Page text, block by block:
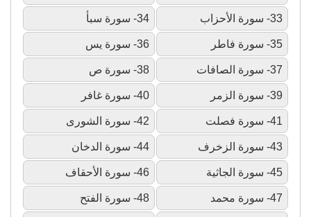
33- سورة الأحزاب 34- سورة سبأ
35- سورة فاطر 36- سورة يس
37- سورة الصافات 38- سورة ص
39- سورة الزمر 40- سورة غافر
41- سورة فصلت 42- سورة الشورى
43- سورة الزخرف 44- سورة الدخان
45- سورة الجاثية 46- سورة الأحقاف
47- سورة محمد 48- سورة الفتح